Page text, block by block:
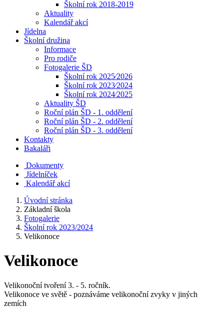
Školní rok 2018-2019
Aktuality
Kalendář akcí
Jídelna
Školní družina
Informace
Pro rodiče
Fotogalerie ŠD
Školní rok 2025⁄2026
Školní rok 2023⁄2024
Školní rok 2024⁄2025
Aktuality ŠD
Roční plán ŠD - 1. oddělení
Roční plán ŠD - 2. oddělení
Roční plán ŠD - 3. oddělení
Kontakty
Bakaláři
Dokumenty
Jídelníček
Kalendář akcí
Úvodní stránka
Základní škola
Fotogalerie
Školní rok 2023/2024
Velikonoce
Velikonoce
Velikonoční tvoření 3. - 5. ročník.
Velikonoce ve světě - poznáváme velikonoční zvyky v jiných
zemích